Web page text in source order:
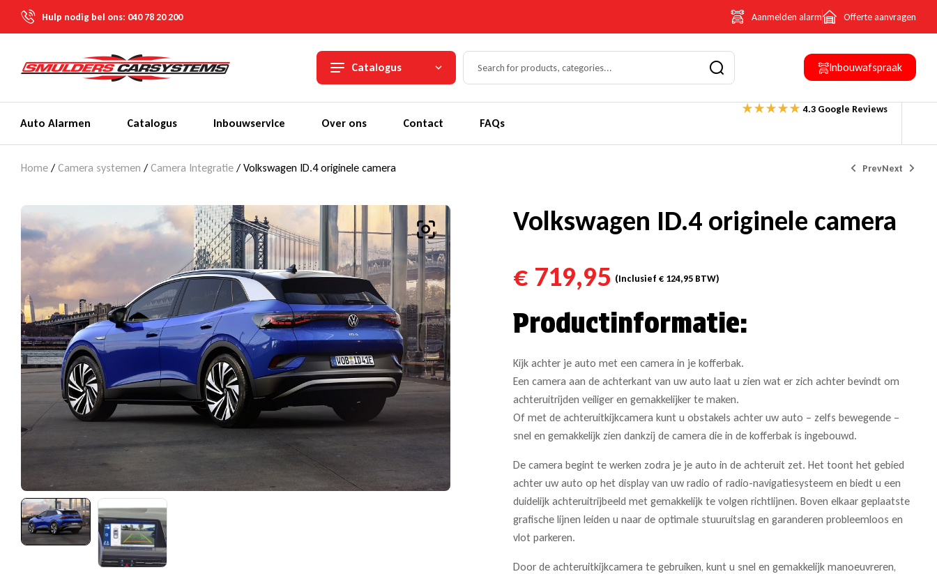
Hulp nodig bel ons: 040 78 20 200 Aanmelden alarm Offerte aanvragen
Catalogus Inbouwafspraak
Auto Alarmen Catalogus Inbouwservice Over ons Contact FAQs
4.3 Google Reviews
Home / Camera systemen / Camera Integratie / Volkswagen ID.4 originele camera Prev
Prijs op aanvraag
Next
€ 906,29
Volkswagen ID.4 originele camera
€ 719,95 (Inclusief€ 124,95 BTW)
Productinformatie:
Kijk achter je auto met een camera in je kofferbak.
Een camera aan de achterkant van uw auto laat u zien wat er zich achter bevindt om
achteruitrijden veiliger en gemakkelijker te maken.
Of met de achteruitkijkcamera kunt u obstakels achter uw auto – zelfs bewegende –
snel en gemakkelijk zien dankzij de camera die in de kofferbak is ingebouwd.
De camera begint te werken zodra je je auto in de achteruit zet. Het toont het gebied
achter uw auto op het display van uw radio of radio-navigatiesysteem en biedt u een
duidelijk achteruitrijbeeld met gemakkelijk te volgen richtlijnen. Boven elkaar geplaatste
grafische lijnen leiden u naar de optimale stuuruitslag en garanderen probleemloos en
vlot parkeren.
Door de achteruitkijkcamera te gebruiken, kunt u snel en gemakkelijk manoeuvreren,